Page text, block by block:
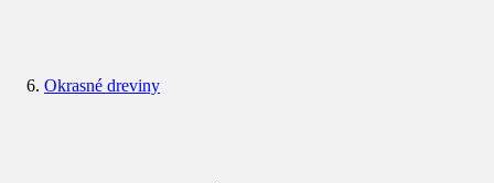
Okrasné dreviny